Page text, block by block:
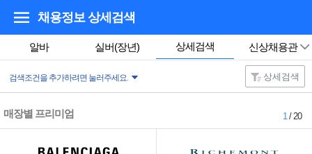
채용정보 상세검색
알바 실버(장년) 상세검색 신상채용관
검색조건을 추가하려면 눌러주세요. 상세검색
매장별 프리미엄 1/ 20